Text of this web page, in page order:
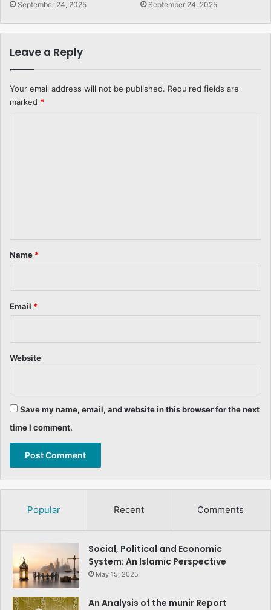
September 24, 2025 September 24, 2025
Leave a Reply
Your email address will not be published. Required fields are
marked *
*
Name *
Email *
Website
Save my name, email, and website in this browser for the next
time I comment.
Popular Recent Comments
Social, Political and Economic
System: An Islamic Perspective
May 15, 2025
An Analysis of the munir Report